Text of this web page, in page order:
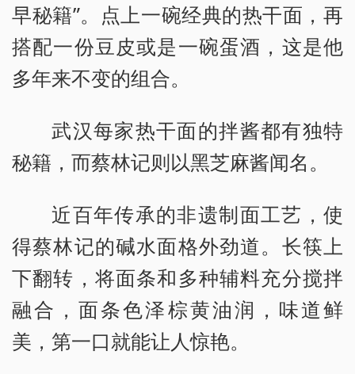
早秘籍”。点上一碗经典的热干面，再
搭配一份豆皮或是一碗蛋酒，这是他
多年来不变的组合。
武汉每家热干面的拌酱都有独特
秘籍，而蔡林记则以黑芝麻酱闻名。
近百年传承的非遗制面工艺，使
得蔡林记的碱水面格外劲道。长筷上
下翻转，将面条和多种辅料充分搅拌
融合，面条色泽棕黄油润，味道鲜
美，第一口就能让人惊艳。